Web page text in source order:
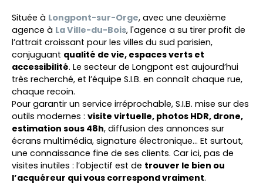
Située à Longpont-sur-Orge, avec une deuxième
agence à La Ville-du-Bois, l'agence a su tirer profit de
l’attrait croissant pour les villes du sud parisien,
conjuguant qualité de vie, espaces verts et
accessibilité. Le secteur de Longpont est aujourd’hui
très recherché, et l’équipe S.I.B. en connaît chaque rue,
chaque recoin.
Pour garantir un service irréprochable, S.I.B. mise sur des
outils modernes : visite virtuelle, photos HDR, drone,
estimation sous 48h, diffusion des annonces sur
écrans multimédia, signature électronique… Et surtout,
une connaissance fine de ses clients. Car ici, pas de
visites inutiles : l’objectif est de trouver le bien ou
l’acquéreur qui vous correspond vraiment.